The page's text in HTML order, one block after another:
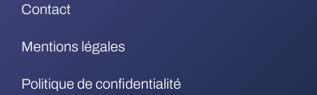
Contact
Mentions légales
Politique de confidentialité